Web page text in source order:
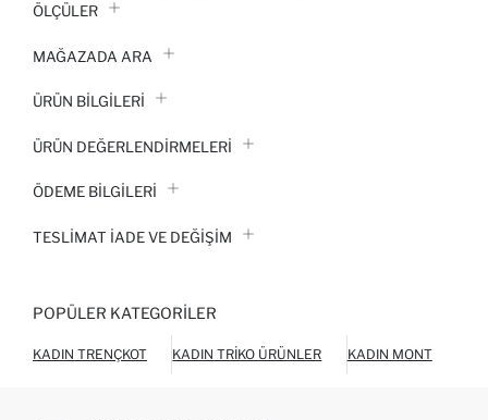
ÖLÇÜLER
MAĞAZADA ARA
ÜRÜN BILGILERI
ÜRÜN DEĞERLENDİRMELERİ
ÖDEME BİLGİLERİ
TESLIMAT İADE VE DEĞIŞIM
POPÜLER KATEGORILER
KADIN TRENÇKOT KADIN TRIKO ÜRÜNLER KADIN MONT